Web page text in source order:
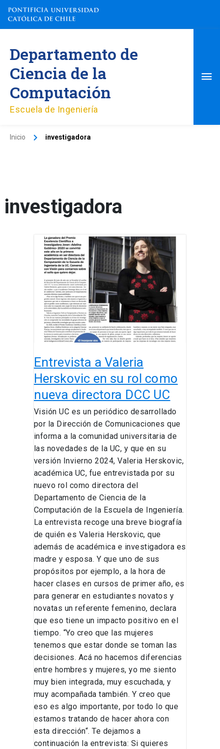
contenido
Departamento de
Ciencia de la
Computación
Escuela de Ingeniería
Inicio investigadora
investigadora
Entrevista a Valeria
Herskovic en su rol como
nueva directora DCC UC
Visión UC es un periódico desarrollado
por la Dirección de Comunicaciones que
informa a la comunidad universitaria de
las novedades de la UC, y que en su
versión Invierno 2024, Valeria Herskovic,
académica UC, fue entrevistada por su
nuevo rol como directora del
Departamento de Ciencia de la
Computación de la Escuela de Ingeniería.
La entrevista recoge una breve biografía
de quién es Valeria Herskovic, que
además de académica e investigadora es
madre y esposa. Y que uno de sus
propósitos por ejemplo, a la hora de
hacer clases en cursos de primer año, es
para generar en estudiantes novatos y
novatas un referente femenino, declara
que eso tiene un impacto positivo en el
tiempo. “Yo creo que las mujeres
tenemos que estar donde se toman las
decisiones. Acá no hacemos diferencias
entre hombres y mujeres, yo me siento
muy bien integrada, muy escuchada, y
muy acompañada también. Y creo que
eso es algo importante, por todo lo que
estamos tratando de hacer ahora con
esta dirección“. Te dejamos a
continuación la entrevista: Si quieres
Entrevista
Valeria
Herskovic
como
nueva
DCC
UC